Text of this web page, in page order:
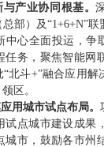
与产业协同根基。
总部）及“1+6+N”联
中心全面投运，争
任务，聚焦智能网
“北斗+”融合应用解
区。
用城市试点布局。
试点城市建设成果
城市，鼓励各市州